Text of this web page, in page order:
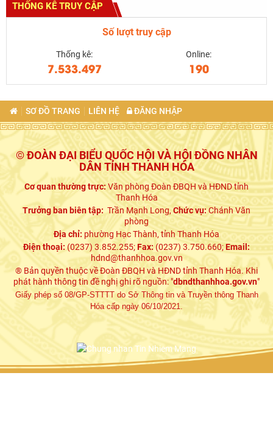
THỐNG KÊ TRUY CẬP
Số lượt truy cập
Thống kê:
7.533.497
Online:
190
SƠ ĐỒ TRANG LIÊN HỆ ĐĂNG NHẬP
© ĐOÀN ĐẠI BIỂU QUỐC HỘI VÀ HỘI ĐỒNG NHÂN
DÂN TỈNH THANH HÓA
Cơ quan thường trực:Văn phòng Đoàn ĐBQH và HĐND tỉnh
Thanh Hóa
Trưởng ban biên tập: Trần Mạnh Long,Chức vụ:Chánh Văn
phòng
Địa chỉ: phường Hạc Thành, tỉnh Thanh Hóa
Điện thoại:(0237) 3.852.255;Fax:(0237) 3.750.660;Email:
hdnd@thanhhoa.gov.vn
® Bản quyền thuộc về Đoàn ĐBQH và HĐND tỉnh Thanh Hóa. Khi
phát hành thông tin đề nghị ghi rõ nguồn: "dbndthanhhoa.gov.vn"
Giấy phép số 08/GP-STTTT do Sở Thông tin và Truyền thông Thanh
Hóa cấp ngày 06/10/2021.